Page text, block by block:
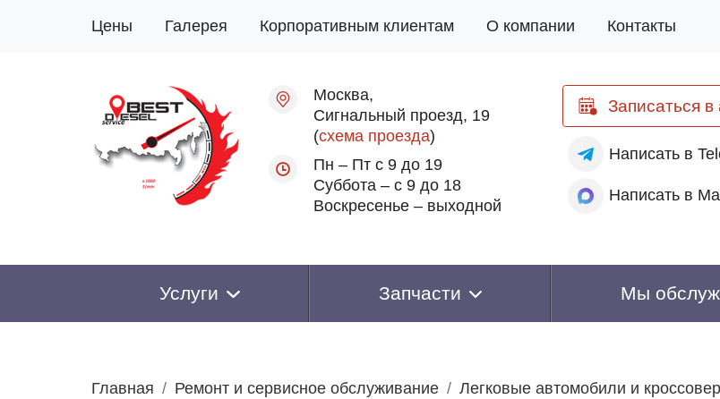
Цены Галерея Корпоративным клиентам О компании Контакты
Москва,
Сигнальный проезд, 19
(схема проезда)
Пн – Пт с 9 до 19
Суббота – с 9 до 18
Воскресенье – выходной
Записаться в
Написатьв
Написатьв
Услуги Запчасти Мы
Главная Ремонт и сервисное обслуживание Легковые автомобили и